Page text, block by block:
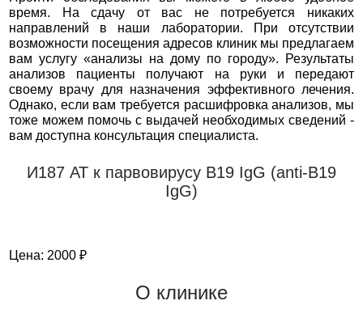
время. На сдачу от вас не потребуется никаких
направлений в наши лаборатории. При отсутствии
возможности посещения адресов клиник мы предлагаем
вам услугу «анализы на дому по городу». Результаты
анализов пациенты получают на руки и передают
своему врачу для назначения эффективного лечения.
Однако, если вам требуется расшифровка анализов, мы
тоже можем помочь с выдачей необходимых сведений -
вам доступна консультация специалиста.
И187 АТ к парвовирусу В19 IgG (anti-B19
IgG)
Цена: 2000 ₽
О клинике